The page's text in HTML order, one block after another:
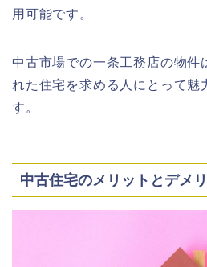
用可能です。
中古市場での一条工務店の物件
れた住宅を求める人にとって魅
す。
中古住宅のメリットとデメ